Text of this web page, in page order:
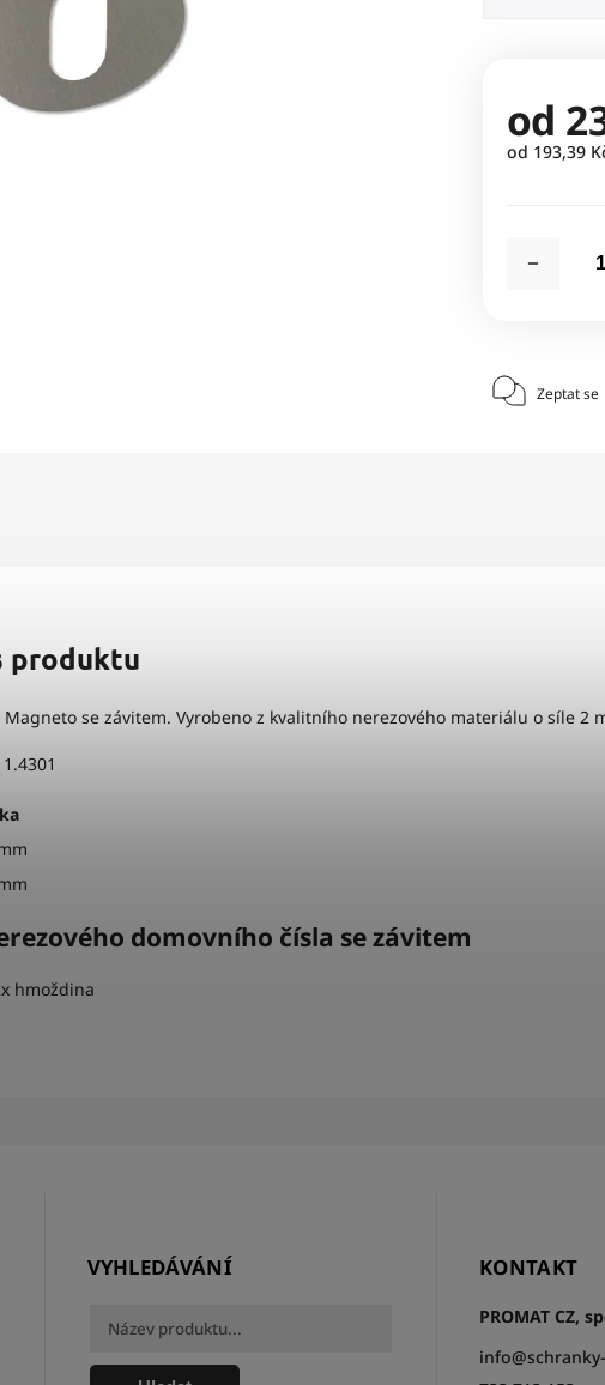
od
od 193,39
Zeptat se
produktu
se závitem. Vyrobeno z kvalitního nerezového materiálu o síle 2
domovního čísla se závitem
hmoždina
VYHLEDÁVÁNÍ KONTAKT
PROMAT CZ,
info@